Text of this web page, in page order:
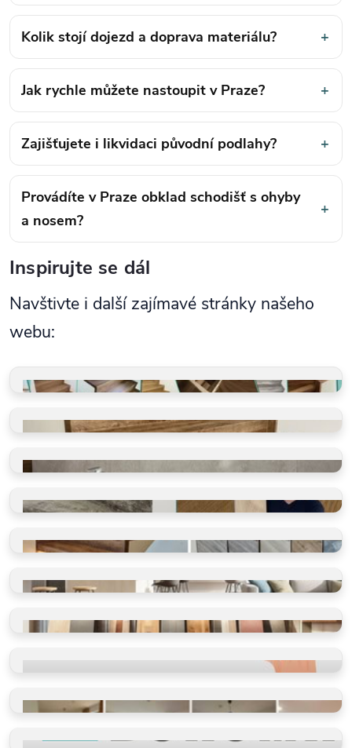
Kolik stojí dojezd a doprava materiálu? +
Jak rychle můžete nastoupit v Praze? +
Zajišťujete i likvidaci původní podlahy? +
Provádíte v Praze obklad schodišť s ohyby
a nosem?
+
Inspirujte se dál
Navštivte i další zajímavé stránky našeho
webu:
Schody, koupelny, restaurace
Takto je děláme v BUKOMĚ
Ano, olepujeme i zdi
Ano, olepujeme i zdi
Vidět, cítit, vybrat
Výběr dle místností
Ověřeno spokojenými zákazníky
Příběhy našich klientů